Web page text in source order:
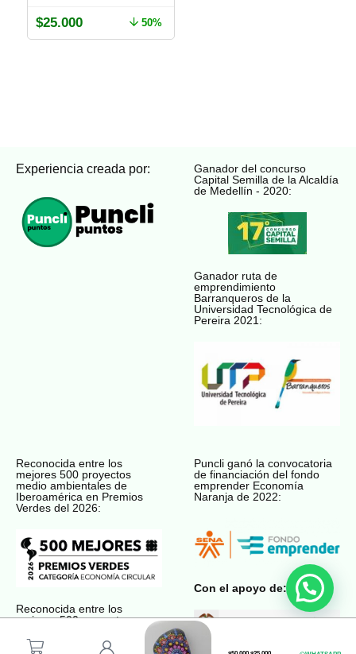
$25.000 50%
Experiencia creada por:
Ganador del concurso
Capital Semilla de la Alcaldía
de Medellín - 2020:
Ganador ruta de
emprendimiento
Barranqueros de la
Universidad Tecnológica de
Pereira 2021:
Reconocida entre los
mejores 500 proyectos
medio ambientales de
Iberoamérica en Premios
Verdes del 2026:
Reconocida entre los
mejores 500 proyectos
Premios Verdes del 2022:
Puncli ganó la convocatoria
de financiación del fondo
emprender Economía
Naranja de 2022:
Con el apoyo de: